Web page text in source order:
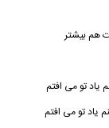
هم بیشتر
یاد تو می افتم
یاد تو می افتم